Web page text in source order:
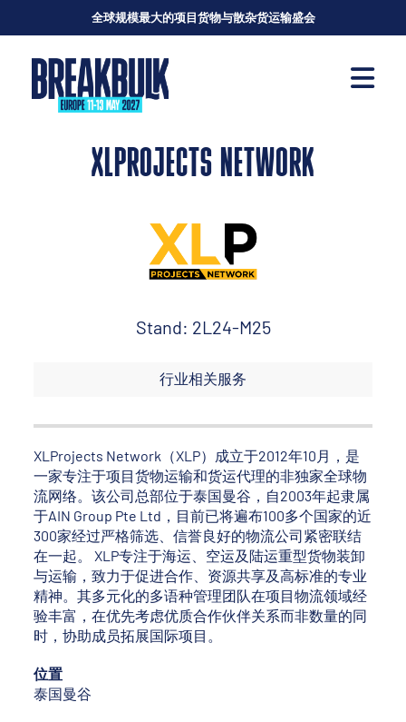
全球规模最大的项目货物与散杂货运输盛会
XLPROJECTS NETWORK
Stand: 2L24-M25
行业相关服务
XLProjects Network（XLP）成立于2012年10月，是
一家专注于项目货物运输和货运代理的非独家全球物
流网络。该公司总部位于泰国曼谷，自2003年起隶属
于AIN Group Pte Ltd，目前已将遍布100多个国家的近
300家经过严格筛选、信誉良好的物流公司紧密联结
在一起。 XLP专注于海运、空运及陆运重型货物装卸
与运输，致力于促进合作、资源共享及高标准的专业
精神。其多元化的多语种管理团队在项目物流领域经
验丰富，在优先考虑优质合作伙伴关系而非数量的同
时，协助成员拓展国际项目。
位置
泰国曼谷